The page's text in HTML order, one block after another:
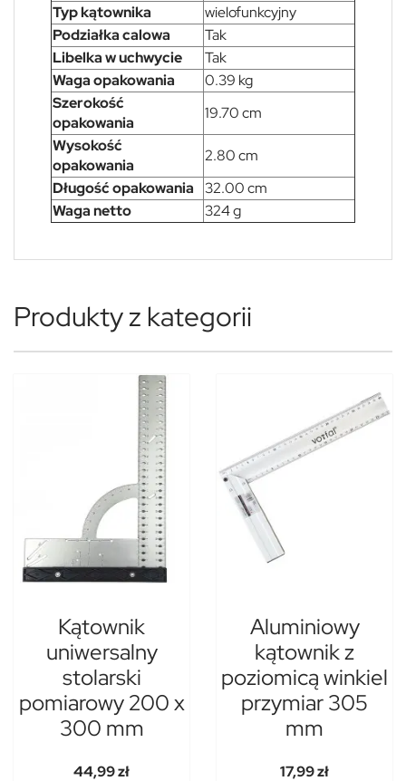
Typ kątownika
wielofunkcyjny
Podziałka calowa
Tak
Libelka w uchwycie
Tak
Waga opakowania
0.39 kg
Szerokość
opakowania
19.70 cm
Wysokość
opakowania
2.80 cm
Długość opakowania
32.00 cm
Waga netto
324 g
Produkty z kategorii
Kątownik
uniwersalny
stolarski
pomiarowy 200 x
300 mm
44,99 zł
Aluminiowy
kątownik z
poziomicą winkiel
przymiar 305
mm
17,99 zł